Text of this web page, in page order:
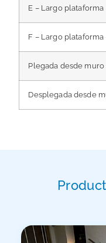
E – Largo plataforma
F – Largo plataforma
Plegada desde muro
Desplegada desde